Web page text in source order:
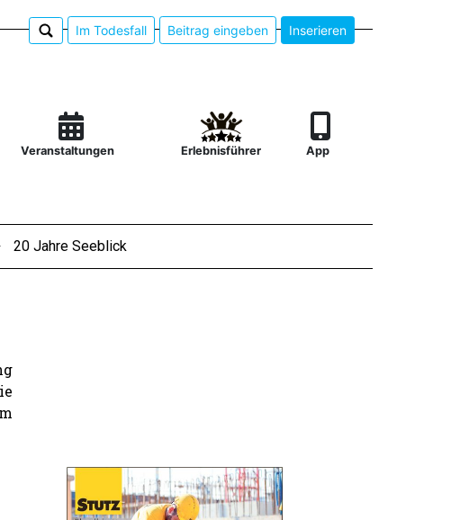
Im Todesfall Beitrag eingeben Inserieren
Veranstaltungen Erlebnisführer App
20 Jahre Seeblick